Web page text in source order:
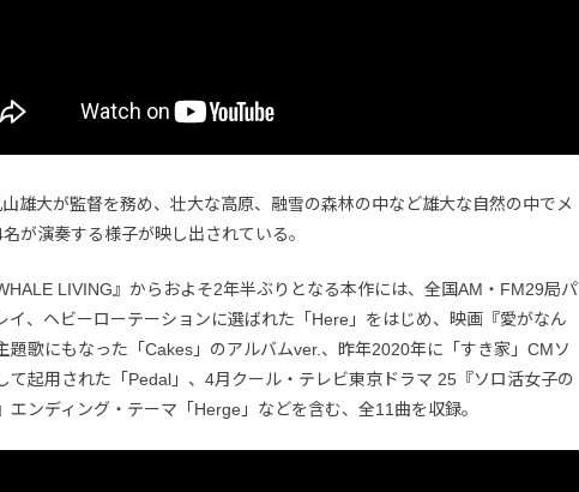
雄大が監督を務め、壮大な高原、融雪の森林の中など雄大な自然の中でメ
が演奏する様子が映し出されている。
LIVING』からおよそ2年半ぶりとなる本作には、全国AM・FM29局パ
イ、ヘビーローテーションに選ばれた「Here」をはじめ、映画『愛がなん
題歌にもなった「Cakes」のアルバムver.、昨年2020年に「すき家」CMソ
て起用された「Pedal」、4月クール・テレビ東京ドラマ 25『ソロ活女子の
エンディング・テーマ「Herge」などを含む、全11曲を収録。